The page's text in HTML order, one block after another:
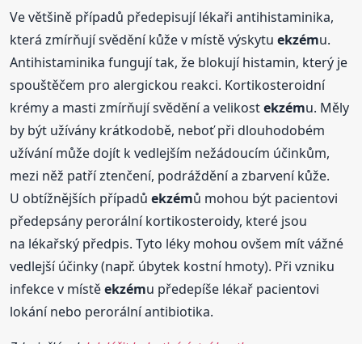
Ve většině případů předepisují lékaři antihistaminika,
která zmírňují svědění kůže v místě výskytuekzému.
Antihistaminika fungují tak, že blokují histamin, který je
spouštěčem pro alergickou reakci. Kortikosteroidní
krémy a masti zmírňují svědění a velikostekzému. Měly
by být užívány krátkodobě, neboť při dlouhodobém
užívání může dojít k vedlejším nežádoucím účinkům,
mezi něž patří ztenčení, podráždění a zbarvení kůže.
U obtížnějších případůekzémů mohou být pacientovi
předepsány perorální kortikosteroidy, které jsou
na lékařský předpis. Tyto léky mohou ovšem mít vážné
vedlejší účinky (např. úbytek kostní hmoty). Při vzniku
infekce v místěekzému předepíše lékař pacientovi
lokání nebo perorální antibiotika.